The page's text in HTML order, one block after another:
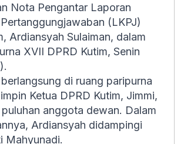
Nota Pengantar Laporan
(LKPJ)
Ardiansyah Sulaiman, dalam
XVII DPRD Kutim, Senin
di ruang paripurna
Ketua DPRD Kutim, Jimmi,
anggota dewan. Dalam
Ardiansyah didampingi
Mahyunadi.